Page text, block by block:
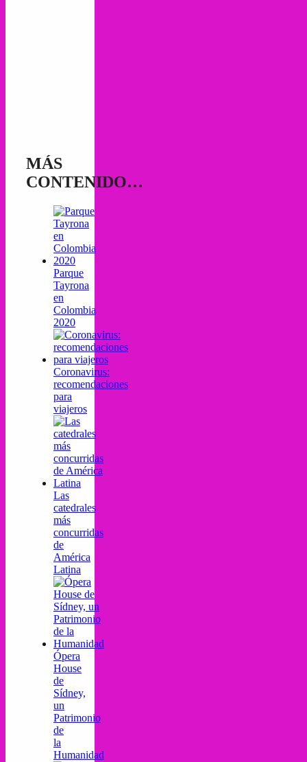
MÁS
CONTENIDO…
Parque
Tayrona
en
Colombia
2020
Coronavirus:
recomendaciones
para
viajeros
Las
catedrales
más
concurridas
de
América
Latina
Ópera
House
de
Sídney,
un
Patrimonio
de
la
Humanidad